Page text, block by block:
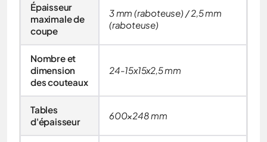
Épaisseur
maximale de
coupe
3 mm (raboteuse) / 2,5 mm
(raboteuse)
Nombre et
dimension
des couteaux
24-15x15x2,5 mm
Tables
d'épaisseur
600×248 mm